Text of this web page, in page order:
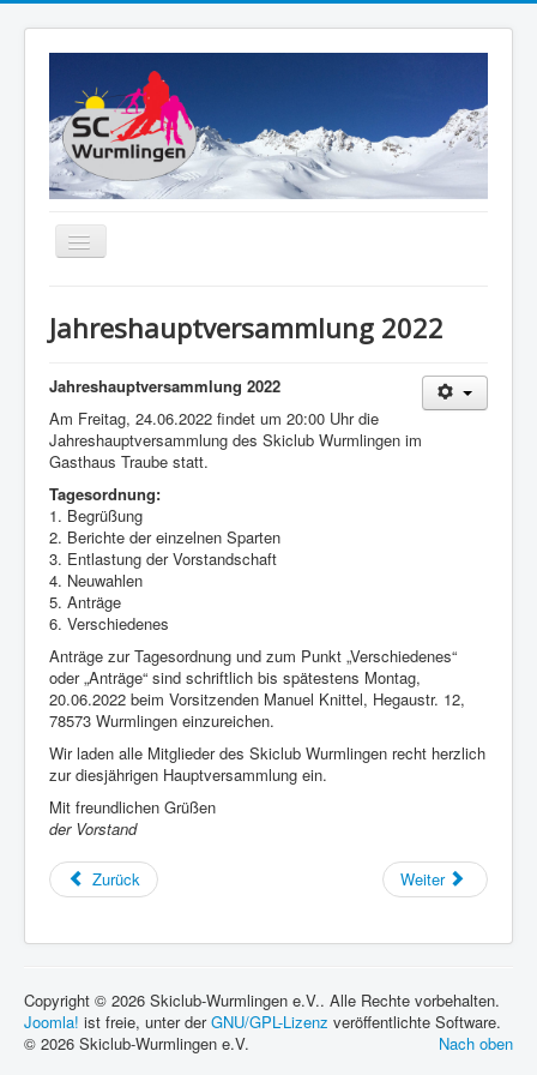
Navigation
an/aus
Der Verein
Ski-Alpin
Ski-Touren
Inline
Breitensport
Jahreshauptversammlung 2022
Jahreshauptversammlung 2022
Am Freitag, 24.06.2022 findet um 20:00 Uhr die
Jahreshauptversammlung des Skiclub Wurmlingen im
Gasthaus Traube statt.
Tagesordnung:
1. Begrüßung
2. Berichte der einzelnen Sparten
3. Entlastung der Vorstandschaft
4. Neuwahlen
5. Anträge
6. Verschiedenes
Anträge zur Tagesordnung und zum Punkt „Verschiedenes“
oder „Anträge“ sind schriftlich bis spätestens Montag,
20.06.2022 beim Vorsitzenden Manuel Knittel, Hegaustr. 12,
78573 Wurmlingen einzureichen.
Wir laden alle Mitglieder des Skiclub Wurmlingen recht herzlich
zur diesjährigen Hauptversammlung ein.
Mit freundlichen Grüßen
der Vorstand
Zurück Weiter
Copyright © 2026 Skiclub-Wurmlingen e.V.. Alle Rechte vorbehalten.
Joomla! ist freie, unter derGNU/GPL-Lizenz veröffentlichte Software.
Nach oben
© 2026 Skiclub-Wurmlingen e.V.